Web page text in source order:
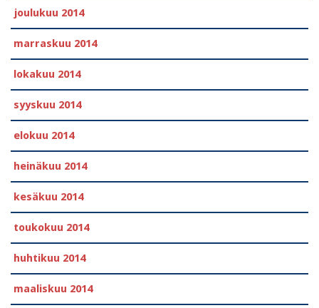
joulukuu 2014
marraskuu 2014
lokakuu 2014
syyskuu 2014
elokuu 2014
heinäkuu 2014
kesäkuu 2014
toukokuu 2014
huhtikuu 2014
maaliskuu 2014